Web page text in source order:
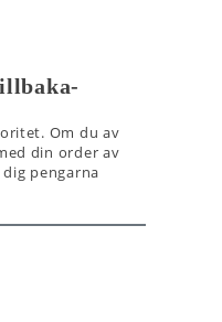
Om du av
din order av
pengarna